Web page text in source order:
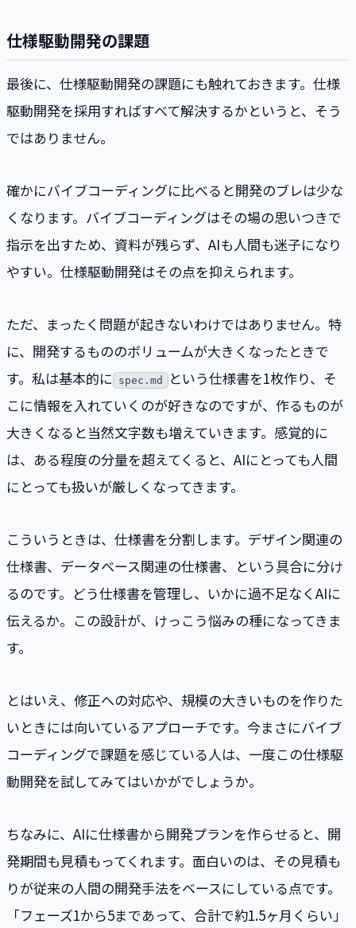
仕様駆動開発の課題
最後に、仕様駆動開発の課題にも触れておきます。仕様
駆動開発を採用すればすべて解決するかというと、そう
ではありません。
確かにバイブコーディングに比べると開発のブレは少な
くなります。バイブコーディングはその場の思いつきで
指示を出すため、資料が残らず、AIも人間も迷子になり
やすい。仕様駆動開発はその点を抑えられます。
ただ、まったく問題が起きないわけではありません。特
に、開発するもののボリュームが大きくなったときで
す。私は基本的に
spec.md
という仕様書を1枚作り、そ
こに情報を入れていくのが好きなのですが、作るものが
大きくなると当然文字数も増えていきます。感覚的に
は、ある程度の分量を超えてくると、AIにとっても人間
にとっても扱いが厳しくなってきます。
こういうときは、仕様書を分割します。デザイン関連の
仕様書、データベース関連の仕様書、という具合に分け
るのです。どう仕様書を管理し、いかに過不足なくAIに
伝えるか。この設計が、けっこう悩みの種になってきま
す。
とはいえ、修正への対応や、規模の大きいものを作りた
いときには向いているアプローチです。今まさにバイブ
コーディングで課題を感じている人は、一度この仕様駆
動開発を試してみてはいかがでしょうか。
ちなみに、AIに仕様書から開発プランを作らせると、開
発期間も見積もってくれます。面白いのは、その見積も
りが従来の人間の開発手法をベースにしている点です。
「フェーズ1から5まであって、合計で約1.5ヶ月くらい」